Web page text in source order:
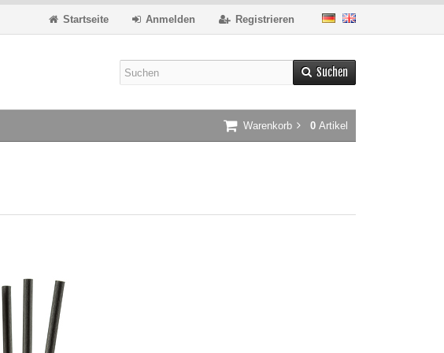
Registrieren
Anmelden
Startseite
Suchen
Warenkorb 0 Artikel